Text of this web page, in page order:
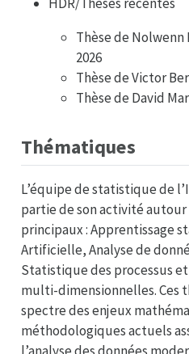
Thèse de Nolwenn
2026
Thèse de Victor
Thèse de David
Thématiques
L’équipe de statistique de
partie de son activité
principaux : Apprentissage
Artificielle, Analyse de
Statistique des processus
multi-dimensionnelles. Ces
spectre des enjeux
méthodologiques actuels